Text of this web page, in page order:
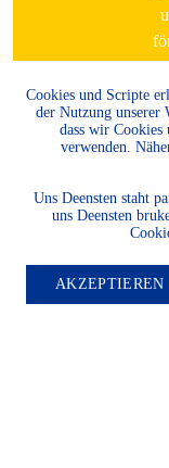
Cookies und Scripte
der Nutzung unserer
dass wir
verwenden.
Uns Deensten staht
uns Deensten
AKZEPTIEREN